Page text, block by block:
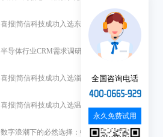
喜报|简信科技成功入选东营市中小企业...
半导体行业CRM需求调研与系统设计
喜报|简信科技成功入选淄博市中小企业...
喜报|简信科技成功入选温州市第一批中...
数字浪潮下的必然选择：中小微企业管理...
全国咨询电话
永久免费试用